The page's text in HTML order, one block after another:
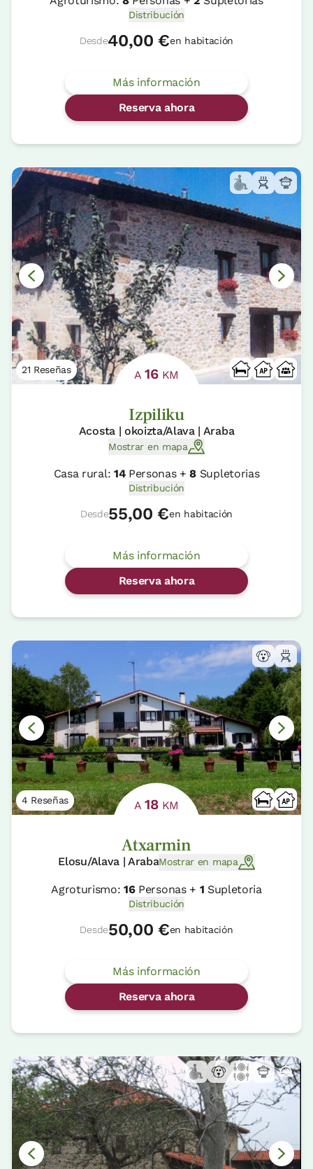
Distribución
Desde40,00 €en habitación
Más información
Reserva ahora
21 Reseñas A16KM
Izpiliku
Acosta | okoizta/Alava | Araba
Mostrar en mapa
Casa rural: 14Personas +8 Supletorias
Distribución
Desde55,00 €en habitación
Más información
Reserva ahora
4 Reseñas A18KM
Atxarmin
Elosu/Alava | ArabaMostrar en mapa
Agroturismo:16Personas + 1 Supletoria
Distribución
Desde50,00 €en habitación
Más información
Reserva ahora